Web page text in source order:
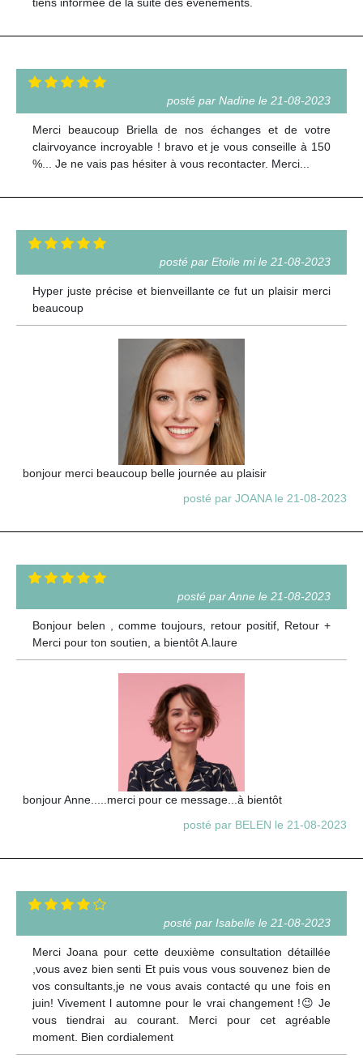
tiens informée de la suite des évènements.
posté par Nadine le 21-08-2023
Merci beaucoup Briella de nos échanges et de votre
clairvoyance incroyable ! bravo et je vous conseille à 150
%... Je ne vais pas hésiter à vous recontacter. Merci...
posté par Etoile mi le 21-08-2023
Hyper juste précise et bienveillante ce fut un plaisir merci
beaucoup
bonjour merci beaucoup belle journée au plaisir
posté par JOANA le 21-08-2023
posté par Anne le 21-08-2023
Bonjour belen , comme toujours, retour positif, Retour +
Merci pour ton soutien, a bientôt A.laure
bonjour Anne.....merci pour ce message...à bientôt
posté par BELEN le 21-08-2023
posté par Isabelle le 21-08-2023
Merci Joana pour cette deuxième consultation détaillée
,vous avez bien senti Et puis vous vous souvenez bien de
vos consultants,je ne vous avais contacté qu une fois en
juin! Vivement l automne pour le vrai changement !😉 Je
vous tiendrai au courant. Merci pour cet agréable
moment. Bien cordialement